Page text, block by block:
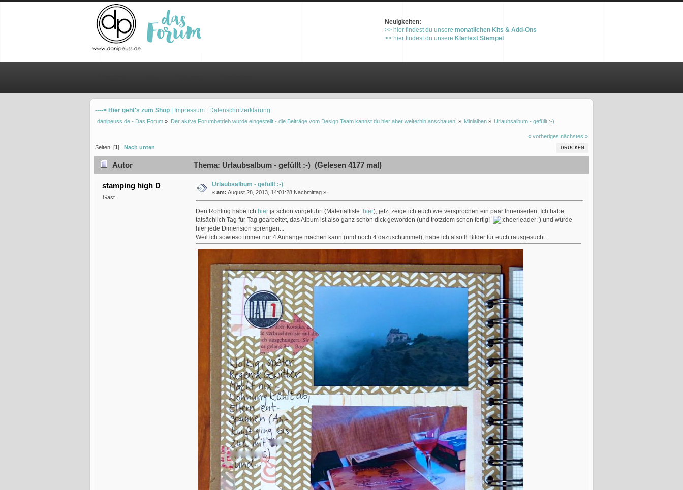
Neuigkeiten:
>> hier findest du unsere monatlichen Kits & Add-Ons
>> hier findest du unsere Klartext Stempel
----> Hier geht's zum Shop | Impressum | Datenschutzerklärung
danipeuss.de - Das Forum » Der aktive Forumbetrieb wurde eingestellt - die Beiträge vom Design Team kannst du hier aber weiterhin anschauen! » Minialben» Urlaubsalbum - gefüllt :-)
« vorheriges nächstes »
DRUCKEN
Seiten: [1] Nach unten
Autor Thema: Urlaubsalbum - gefüllt :-) (Gelesen 4177 mal)
stamping high D
Gast
Urlaubsalbum - gefüllt :-)
« am: August 28, 2013, 14:01:28 Nachmittag »
Den Rohling habe ich hierja schon vorgeführt (Materialliste: hier), jetzt zeige ich euch wie versprochen ein paar Innenseiten. Ich habe
tatsächlich Tag für Tag gearbeitet, das Album ist also ganz schön dick geworden (und trotzdem schon fertig!
) und würde
hier jede Dimension sprengen...
Weil ich sowieso immer nur 4 Anhänge machen kann (und noch 4 dazuschummel), habe ich also 8 Bilder für euch rausgesucht.